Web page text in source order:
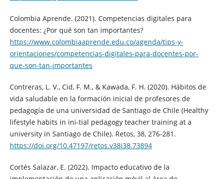
Colombia Aprende. (2021). Competencias digitales para
docentes: ¿Por qué son tan importantes?
https://www.colombiaaprende.edu.co/agenda/tips-y-
orientaciones/competencias-digitales-para-docentes-por-
que-son-tan-importantes
Contreras, L. V., Cid, F. M., & Kawada, F. H. (2020). Hábitos de
vida saludable en la formación inicial de profesores de
pedagogía de una universidad de Santiago de Chile (Healthy
lifestyle habits in ini-tial pedagogy teacher training at a
university in Santiago de Chile). Retos, 38, 276-281.
https://doi.org/10.47197/retos.v38i38.73894
Cortés Salazar, E. (2022). Impacto educativo de la